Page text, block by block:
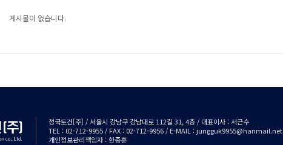
게시물이 없습니다.
정국토건[주] / 서울시 강남구 강남대로 112길 31, 4층 / 대표이사 : 서근수
TEL : 02-712-9955 / FAX : 02-712-9956 / E-MAIL : jungguk9955@hanmail.net
개인정보관리책임자 : 한종훈